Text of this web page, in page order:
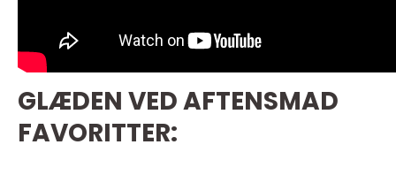
GLÆDEN VED AFTENSMAD
FAVORITTER: